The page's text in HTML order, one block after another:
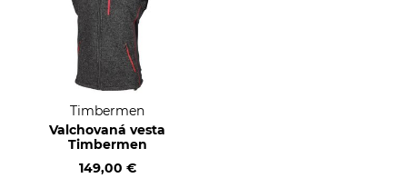
Timbermen
Valchovaná vesta
Timbermen
149,00 €